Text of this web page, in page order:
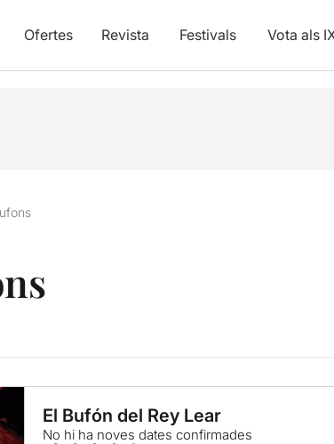
Ofertes Revista Festivals Vota als
El Bufón del Rey Lear
No hi ha noves dates confirmades